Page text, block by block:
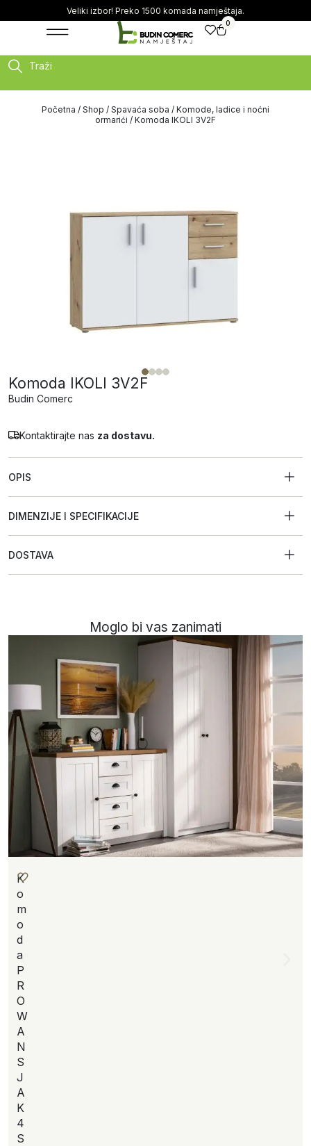
Veliki izbor! Preko 1500 komada namještaja.
0
Traži
Početna / Shop / Spavaća soba / Komode, ladice i noćni
ormarići / Komoda IKOLI 3V2F
Komoda IKOLI 3V2F
Budin Comerc
Kontaktirajte nas za dostavu.
OPIS
DIMENZIJE I SPECIFIKACIJE
DOSTAVA
Moglo bi vas zanimati
K
o
m
o
d
a
P
R
O
W
A
N
S
J
A
K
4
S